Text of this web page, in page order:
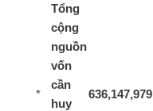
*
Tổng
cộng
nguồn
vốn
cần
huy
636,147,979